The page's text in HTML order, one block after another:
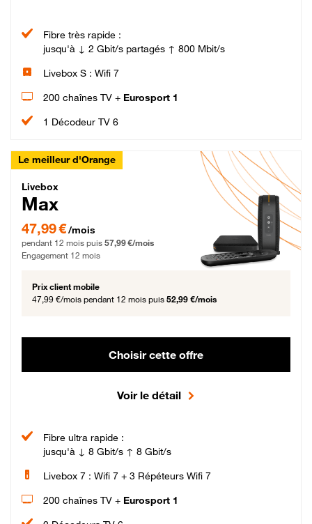
Fibre très rapide :
jusqu'à ↓ 2 Gbit/s partagés ↑ 800 Mbit/s
Livebox S : Wifi 7
200 chaînes TV + Eurosport 1
1 Décodeur TV 6
Le meilleur d'Orange
Livebox Max Fibre
Livebox
Max
47,99 € par mois pendant 12 mois puis 57,99 € par mois, Engagement 12 mois
47,99 €/mois
pendant 12 mois puis 57,99 €/mois
Engagement 12 mois
Prix client mobile
47,99 €/mois pendant 12 mois puis 52,99 €/mois
Choisir cette offre
Voir le détail
Fibre ultra rapide :
jusqu'à ↓ 8 Gbit/s ↑ 8 Gbit/s
Livebox 7 : Wifi 7 + 3 Répéteurs Wifi 7
200 chaînes TV + Eurosport 1